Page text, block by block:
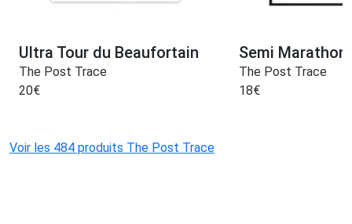
Ultra Tour du Beaufortain
The Post Trace
20€
Semi Marathon
The Post Trace
18€
Voir les 484 produits The Post Trace